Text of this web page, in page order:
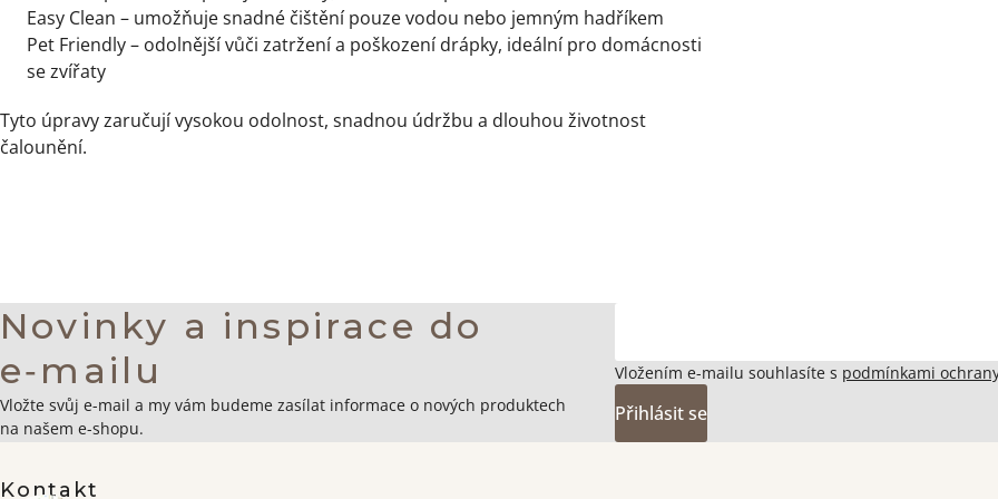
Easy Clean – umožňuje snadné čištění pouze vodou nebo jemným hadříkem
Pet Friendly – odolnější vůči zatržení a poškození drápky, ideální pro domácnosti
se zvířaty
Tyto úpravy zaručují vysokou odolnost, snadnou údržbu a dlouhou životnost
čalounění.
Zápatí
Novinky a inspirace do
e‑mailu
Vložte svůj e-mail a my vám budeme zasílat informace o nových produktech
na našem e-shopu.
Vložením e-mailu souhlasíte s podmínkami
Přihlásit se
Kontakt